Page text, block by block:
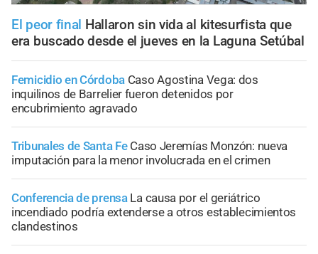
El peor final Hallaron sin vida al kitesurfista que
era buscado desde el jueves en la Laguna Setúbal
Femicidio en Córdoba Caso Agostina Vega: dos
inquilinos de Barrelier fueron detenidos por
encubrimiento agravado
Tribunales de Santa Fe Caso Jeremías Monzón: nueva
imputación para la menor involucrada en el crimen
Conferencia de prensa La causa por el geriátrico
incendiado podría extenderse a otros establecimientos
clandestinos